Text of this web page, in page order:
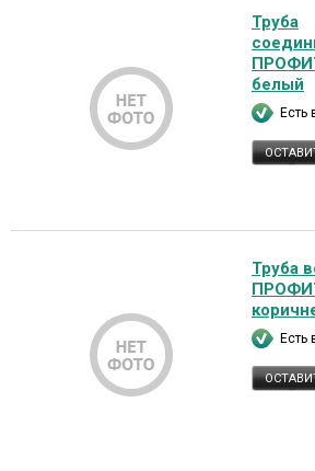
Труба
белый
Есть
Труба
Есть